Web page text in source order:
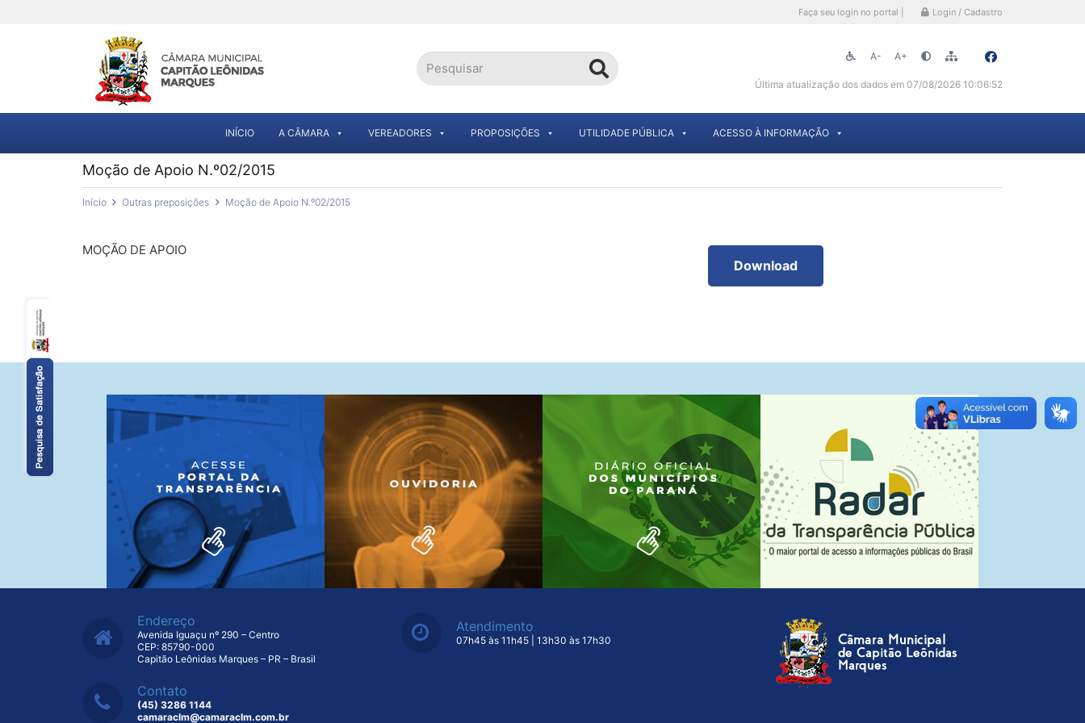
Faça seu login no portal | Login / Cadastro
A- A+
Última atualização dos dados em 07/08/2026 10:06:52
INÍCIO A CÂMARA VEREADORES PROPOSIÇÕES UTILIDADE PÚBLICA ACESSO À INFORMAÇÃO
Moção de Apoio N.º02/2015
Início Outras preposições Moção de Apoio N.º02/2015
MOÇÃO DE APOIO
Download
Endereço
Avenida Iguaçu nº 290 – Centro
CEP: 85790-000
Capitão Leônidas Marques – PR – Brasil
Contato
(45) 3286 1144
camaraclm@camaraclm.com.br
Atendimento
07h45 às 11h45 | 13h30 às 17h30